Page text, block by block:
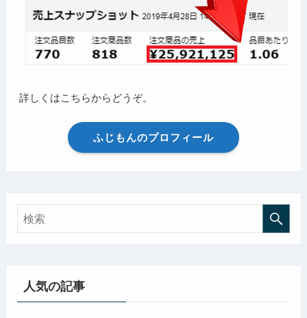
詳しくはこちらからどうぞ。
ふじもんのプロフィール
人気の記事